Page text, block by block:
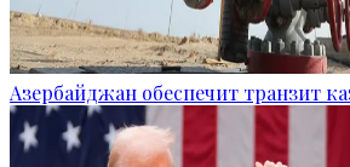
Азербайджан обеспечит транзит